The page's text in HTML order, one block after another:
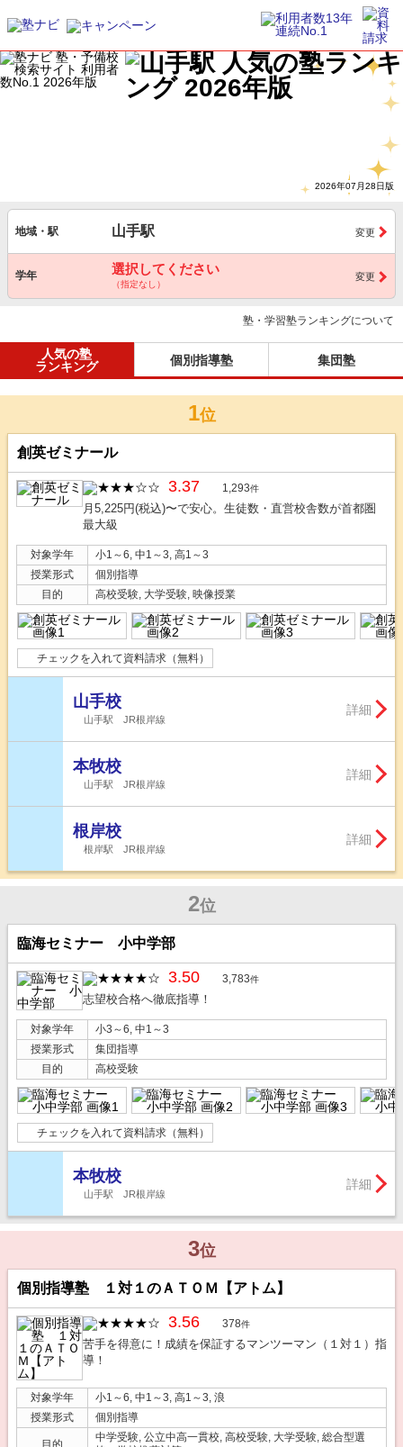
2026年07月28日版
地域・駅 山手駅 変更
学年 選択してください
（指定なし）
変更
塾・学習塾ランキングについて
人気の塾
ランキング
個別指導塾 集団塾
1位
創英ゼミナール
3.37 1,293件
月5,225円(税込)〜で安心。生徒数・直営校舎数が首都圏
最大級
対象学年
小1～6, 中1～3, 高1～3
授業形式
個別指導
目的
高校受験, 大学受験, 映像授業
チェックを入れて資料請求（無料）
山手校
山手駅 JR根岸線
詳細
本牧校
山手駅 JR根岸線
詳細
根岸校
根岸駅 JR根岸線
詳細
2位
臨海セミナー 小中学部
3.50 3,783件
志望校合格へ徹底指導！
対象学年
小3～6, 中1～3
授業形式
集団指導
目的
高校受験
チェックを入れて資料請求（無料）
本牧校
山手駅 JR根岸線
詳細
3位
個別指導塾 １対１のＡＴＯＭ【アトム】
3.56 378件
苦手を得意に！成績を保証するマンツーマン（１対１）指
導！
対象学年
小1～6, 中1～3, 高1～3, 浪
授業形式
個別指導
目的
中学受験, 公立中高一貫校, 高校受験, 大学受験, 総合型選